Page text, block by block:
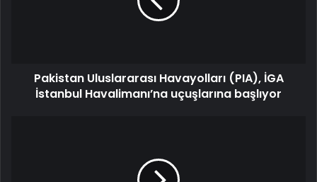
Pakistan Uluslararası Havayolları (PIA), İGA
İstanbul Havalimanı’na uçuşlarına başlıyor